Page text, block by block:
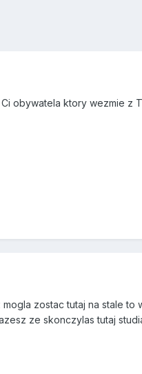
obywatela ktory wezmie z
zostac tutaj na stale to
ze skonczylas tutaj